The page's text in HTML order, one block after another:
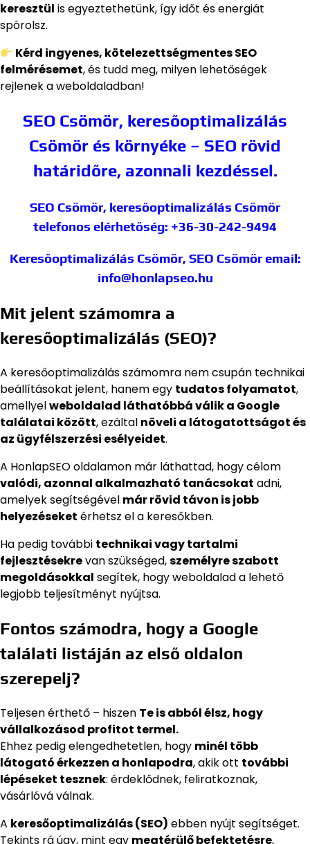
keresztül is egyeztethetünk, így időt és energiát
spórolsz.
Kérd ingyenes, kötelezettségmentes SEO
felmérésemet, és tudd meg, milyen lehetőségek
rejlenek a weboldaladban!
SEO Csömör, keresőoptimalizálás
Csömör és környéke – SEO rövid
határidőre, azonnali kezdéssel.
SEO Csömör, keresőoptimalizálás Csömör
telefonos elérhetőség: +36-30-242-9494
Keresőoptimalizálás Csömör, SEO Csömöremail:
info@honlapseo.hu
Mit jelent számomra a
keresőoptimalizálás (SEO)?
A keresőoptimalizálás számomra nem csupán technikai
beállításokat jelent, hanem egy tudatos folyamatot,
amellyelweboldalad láthatóbbá válik a Google
találatai között, ezáltal növeli a látogatottságot és
az ügyfélszerzési esélyeidet.
A HonlapSEO oldalamon már láthattad, hogy célom
valódi, azonnal alkalmazható tanácsokat adni,
amelyek segítségével már rövid távon is jobb
helyezéseket érhetsz el a keresőkben.
Ha pedig további technikai vagy tartalmi
fejlesztésekrevan szükséged,személyre szabott
megoldásokkal segítek, hogy weboldalad a lehető
legjobb teljesítményt nyújtsa.
Fontos számodra, hogy a Google
találati listáján az első oldalon
szerepelj?
Teljesen érthető – hiszen Te is abból élsz, hogy
vállalkozásod profitot termel.
Ehhez pedig elengedhetetlen, hogy minél több
látogató érkezzen a honlapodra, akik ott további
lépéseket tesznek: érdeklődnek, feliratkoznak,
vásárlóvá válnak.
A keresőoptimalizálás (SEO) ebben nyújt segítséget.
Tekints rá úgy, mint egy megtérülő befektetésre,